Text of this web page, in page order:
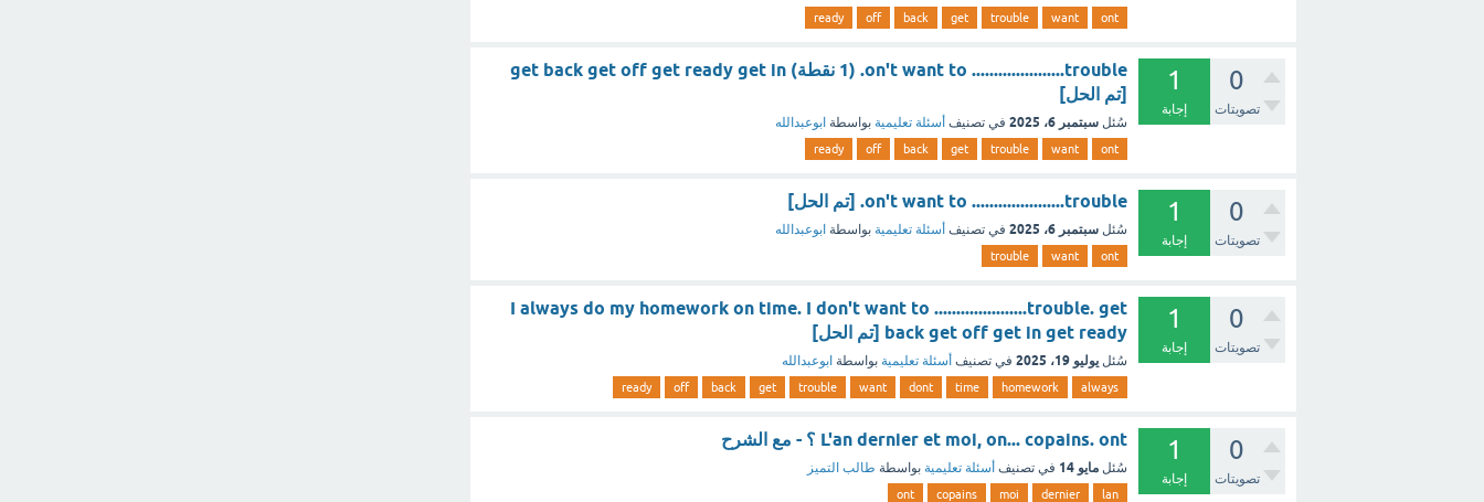
ont
want
trouble
get
back
off
ready
0
تصويتات
1
إجابة
on't want to .....................trouble. (1 نقطة) get back get off get ready get in
[تم الحل]
سُئل سبتمبر 6، 2025 في تصنيف أسئلة تعليمية بواسطة ابوعبدالله
ont
want
trouble
get
back
off
ready
0
تصويتات
1
إجابة
on't want to .....................trouble. [تم الحل]
سُئل سبتمبر 6، 2025 في تصنيف أسئلة تعليمية بواسطة ابوعبدالله
ont
want
trouble
0
تصويتات
1
إجابة
I always do my homework on time. I don't want to .....................trouble. get
back get off get in get ready [تم الحل]
سُئل يوليو 19، 2025 في تصنيف أسئلة تعليمية بواسطة ابوعبدالله
always
homework
time
dont
want
trouble
get
back
off
ready
0
تصويتات
1
إجابة
L'an dernier et moi, on... copains. ont ؟ - مع الشرح
سُئل مايو 14 في تصنيف أسئلة تعليمية بواسطة طالب التميز
lan
dernier
moi
copains
ont